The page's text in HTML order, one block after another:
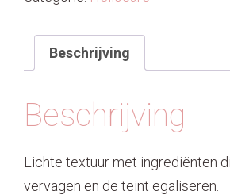
aantal
Beschrijving
Beschrijving
Lichte textuur met ingrediënten
vervagen en de teint egaliseren.